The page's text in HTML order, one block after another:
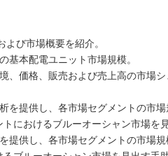
び市場概要を紹介。
基本配電ユニット市場規模。
、価格、販売および売上高の市場
を提供し、各市場セグメントの市
におけるブルーオーシャン市場を
提供し、各市場セグメントの市場